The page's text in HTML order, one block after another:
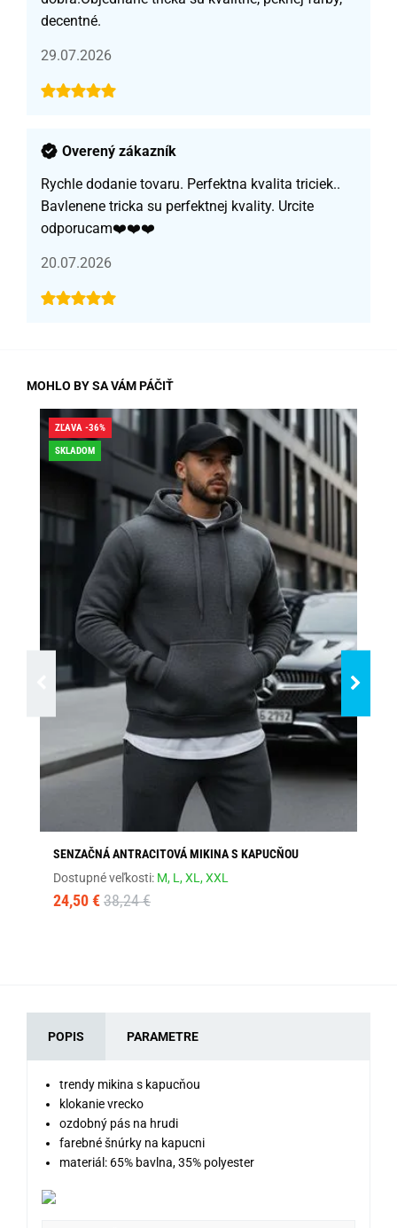
decentné.
29.07.2026
Overený zákazník
Rychle dodanie tovaru. Perfektna kvalita triciek..
Bavlenene tricka su perfektnej kvality. Urcite
odporucam❤️❤️❤️
20.07.2026
MOHLO BY SA VÁM PÁČIŤ
ZĽAVA -36%
SKLADOM
SENZAČNÁ ANTRACITOVÁ MIKINA S KAPUCŇOU
Dostupné veľkosti: M, L,XL,XXL
24,50 € 38,24 €
POPIS PARAMETRE
trendy mikina s kapucňou
klokanie vrecko
ozdobný pás na hrudi
farebné šnúrky na kapucni
materiál: 65% bavlna, 35% polyester